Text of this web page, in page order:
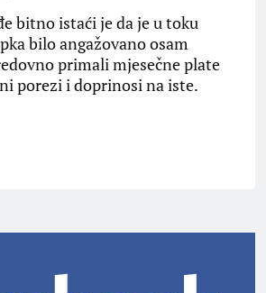
bitno istaći je da je u toku
bilo angažovano osam
primali mjesečne plate
porezi i doprinosi na iste.